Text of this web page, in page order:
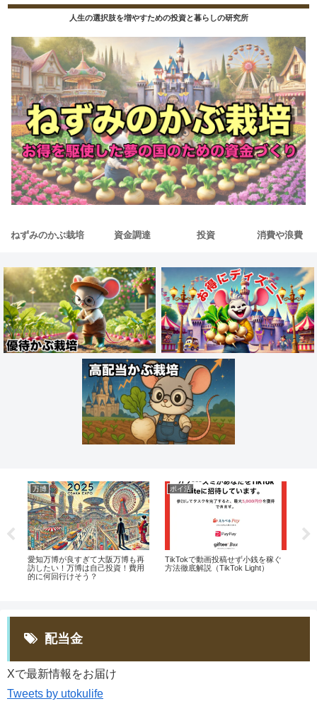
人生の選択肢を増やすための投資と暮らしの研究所
ねずみのかぶ栽培 資金調達 投資 消費や浪費
万博
愛知万博が良すぎて大阪万博も再
訪したい！万博は自己投資！費用
的に何回行けそう？
ポイ活
TikTokで動画投稿せず小銭を稼ぐ
方法徹底解説（TikTok Light）
配当金
Xで最新情報をお届け
Tweets by utokulife